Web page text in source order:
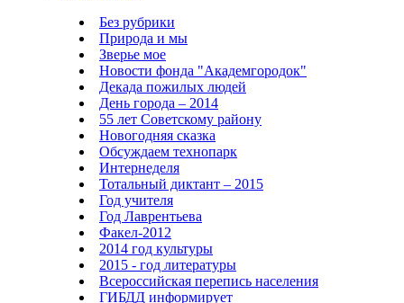
Без рубрики
Природа и мы
Зверье мое
Новости фонда "Академгородок"
Декада пожилых людей
День города – 2014
55 лет Советскому району
Новогодняя сказка
Обсуждаем технопарк
Интернеделя
Тотальный диктант – 2015
Год учителя
Год Лаврентьева
Факел-2012
2014 год культуры
2015 - год литературы
Всероссийская перепись населения
ГИБДД информирует